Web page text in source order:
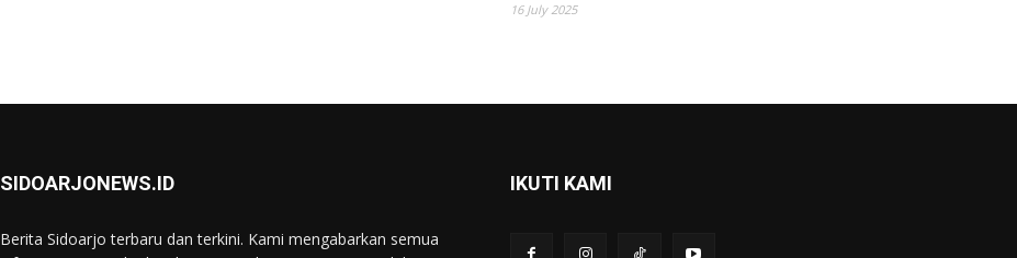
16 July 2025
SIDOARJONEWS.ID
Berita Sidoarjo terbaru dan terkini. Kami mengabarkan semua
IKUTI KAMI